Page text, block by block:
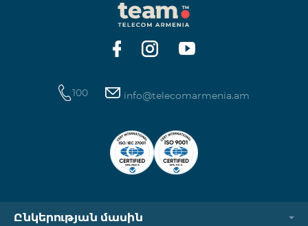
100 info@telecomarmenia.am
Ընկերության մասին